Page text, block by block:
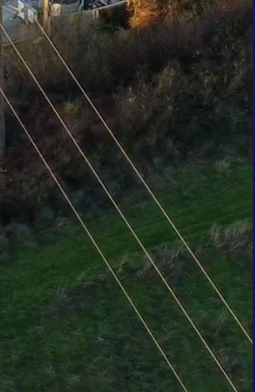
Actualités
Recrutement
Contact